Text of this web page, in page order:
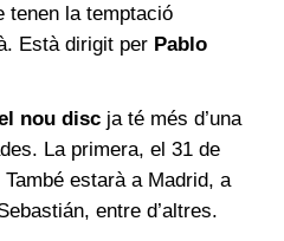
tenen la temptació
Està dirigit per Pablo
nou disc ja té més d’una
La primera, el 31 de
estarà a Madrid, a
entre d’altres.